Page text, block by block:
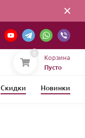
0 Корзина
Пусто
Скидки Новинки